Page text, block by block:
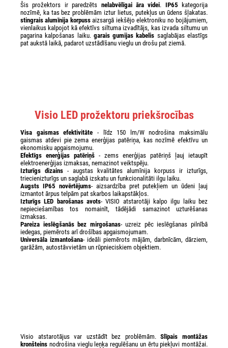
Šis prožektors ir paredzēts nelabvēlīgai āra videi. IP65 kategorija
nozīmē, ka tas bez problēmām iztur lietus, putekļus un ūdens šļakatas.
stingrais alumīnija korpussaizsargā iekšējo elektroniku no bojājumiem,
vienlaikus kalpojot kā efektīvs siltuma izvadītājs, kas izvada siltumu un
pagarina kalpošanas laiku. garais gumijas kabelis saglabājas elastīgs
pat aukstā laikā, padarot uzstādīšanu vieglu un drošu pat ziemā.
Visio LED prožektoru priekšrocības
Visa gaismas efektivitāte - līdz 150 lm/W nodrošina maksimālu
gaismas atdevi pie zema enerģijas patēriņa, kas nozīmē efektīvu un
ekonomisku apgaismojumu.
Efektīgs enerģijas patēriņš - zems enerģijas patēriņš ļauj ietaupīt
elektroenerģijas izmaksas, nemazinot veiktspēju.
Izturīgs dizains - augstas kvalitātes alumīnija korpuss ir izturīgs,
triecienizturīgs un saglabā izskatu un funkcionalitāti ilgu laiku.
Augsts IP65 novērtējums- aizsardzība pret putekļiem un ūdeni ļauj
izmantot ārpus telpām pat skarbos laikapstākļos.
Izturīgs LED barošanas avots- VISIO atstarotāji kalpo ilgu laiku bez
nepieciešamības tos nomainīt, tādējādi samazinot uzturēšanas
izmaksas.
Pareiza ieslēgšanās bez mirgošanas- uzreiz pēc ieslēgšanas pilnībā
iedegas, piemērots arī drošības apgaismojumam.
Universāla izmantošana- ideāli piemērots mājām, darbnīcām, dārziem,
garāžām, autostāvvietām un rūpnieciskiem objektiem.
Visio atstarotājus var uzstādīt bez problēmām.Slīpais montāžas
kronšteins nodrošina vieglu leņķa regulēšanu un ērtu piekļuvi montāžai.